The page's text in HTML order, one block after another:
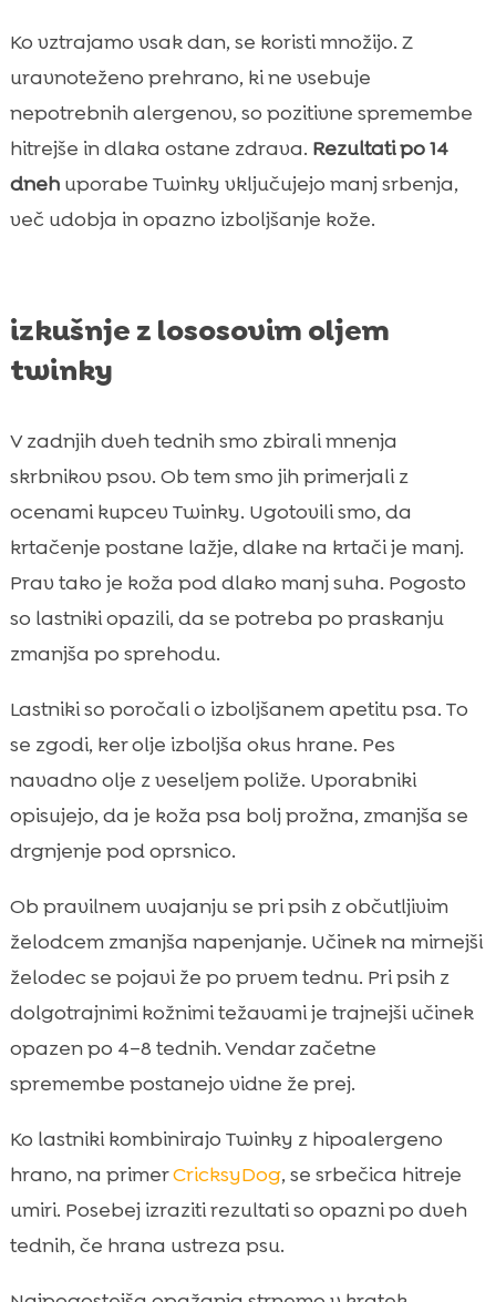
Ko vztrajamo vsak dan, se koristi množijo. Z
uravnoteženo prehrano, ki ne vsebuje
nepotrebnih alergenov, so pozitivne spremembe
hitrejše in dlaka ostane zdrava. Rezultati po 14
dnehuporabe Twinky vključujejo manj srbenja,
več udobja in opazno izboljšanje kože.
izkušnje z lososovim oljem
twinky
V zadnjih dveh tednih smo zbirali mnenja
skrbnikov psov. Ob tem smo jih primerjali z
ocenami kupcev Twinky. Ugotovili smo, da
krtačenje postane lažje, dlake na krtači je manj.
Prav tako je koža pod dlako manj suha. Pogosto
so lastniki opazili, da se potreba po praskanju
zmanjša po sprehodu.
Lastniki so poročali o izboljšanem apetitu psa. To
se zgodi, ker olje izboljša okus hrane. Pes
navadno olje z veseljem poliže. Uporabniki
opisujejo, da je koža psa bolj prožna, zmanjša se
drgnjenje pod oprsnico.
Ob pravilnem uvajanju se pri psih z občutljivim
želodcem zmanjša napenjanje. Učinek na mirnejši
želodec se pojavi že po prvem tednu. Pri psih z
dolgotrajnimi kožnimi težavami je trajnejši učinek
opazen po 4–8 tednih. Vendar začetne
spremembe postanejo vidne že prej.
Ko lastniki kombinirajo Twinky z hipoalergeno
hrano, na primerCricksyDog, se srbečica hitreje
umiri. Posebej izraziti rezultati so opazni po dveh
tednih, če hrana ustreza psu.